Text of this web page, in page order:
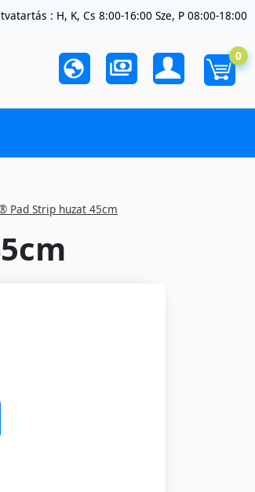
: H, K, Cs 8:00-16:00 Sze, P 08:00-18:00
0
Pad Strip huzat 45cm